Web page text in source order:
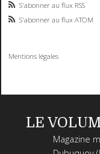
S'abonner au flux RSS
S'abonner au flux ATOM
Mentions légales
LE
Magazine